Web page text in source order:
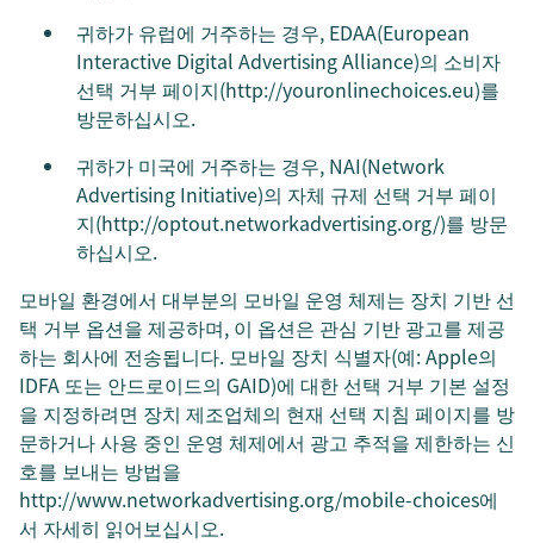
귀하가 유럽에 거주하는 경우, EDAA(European
Interactive Digital Advertising Alliance)의 소비자
선택 거부 페이지(http://youronlinechoices.eu)를
방문하십시오.
귀하가 미국에 거주하는 경우, NAI(Network
Advertising Initiative)의 자체 규제 선택 거부 페이
지(http://optout.networkadvertising.org/)를 방문
하십시오.
모바일 환경에서 대부분의 모바일 운영 체제는 장치 기반 선
택 거부 옵션을 제공하며, 이 옵션은 관심 기반 광고를 제공
하는 회사에 전송됩니다. 모바일 장치 식별자(예: Apple의
IDFA 또는 안드로이드의 GAID)에 대한 선택 거부 기본 설정
을 지정하려면 장치 제조업체의 현재 선택 지침 페이지를 방
문하거나 사용 중인 운영 체제에서 광고 추적을 제한하는 신
호를 보내는 방법을
http://www.networkadvertising.org/mobile-choices에
서 자세히 읽어보십시오.